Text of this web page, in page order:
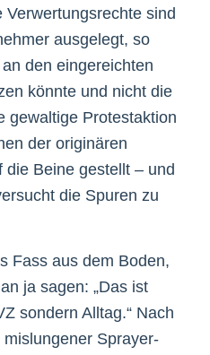
sind
ausgelegt, so
den eingereichten
könnte und nicht die
gewaltige Protestaktion
der originären
die Beine gestellt – und
die Spuren zu
Fass aus dem Boden,
ja sagen: „Das ist
sondern Alltag.“ Nach
Sprayer-